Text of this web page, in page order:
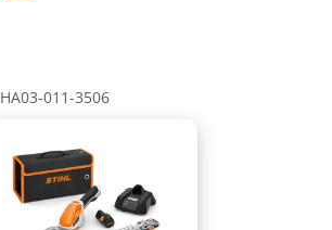
HA03-011-3506